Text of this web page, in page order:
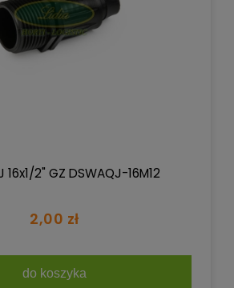
16x1/2" GZ DSWAQJ-16M12
2,00 zł
do koszyka